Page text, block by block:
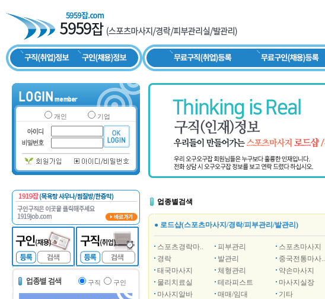
개인 기업
구직 구인
업종별검색
● 로드샵(스포츠마사지/경락/피부관리/발관리)
스포츠경락마.. 피부관리
스포츠마사지
경락
발관리
중국전통마사..
태국마사지
체형관리
약손마사지
물리치료실
테라피스트
마사지실장
마사지알바
매매/임대 기타